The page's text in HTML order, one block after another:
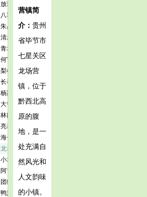
放珠镇
八寨镇
朱昌镇
清水铺镇
青场镇
何官屯镇
梨树镇
长春堡镇
杨家湾镇
大屯彝族乡
林口镇
亮岩镇
海子街镇
龙场营镇
小坝镇
阿市苗族彝族乡
团结彝族苗族乡
鸭池镇
营镇简
介： 贵州
省毕节市
七星关区
龙场营
镇，位于
黔西北高
原的腹
地，是一
处充满自
然风光和
人文韵味
的小镇。